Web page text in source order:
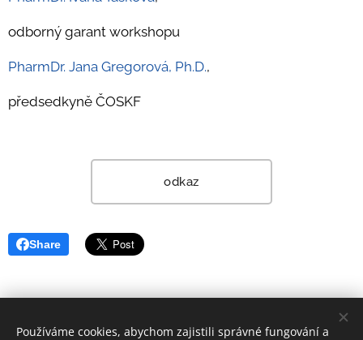
odborný garant workshopu
PharmDr. Jana Gregorová, Ph.D.,
předsedkyně ČOSKF
odkaz
Share
© 2023 ČOSKF | Všechna práva vyhrazena | Designed by Juraj
Používáme cookies, abychom zajistili správné fungování a